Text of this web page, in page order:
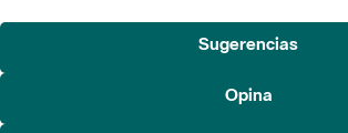
Sugerencias
Opina